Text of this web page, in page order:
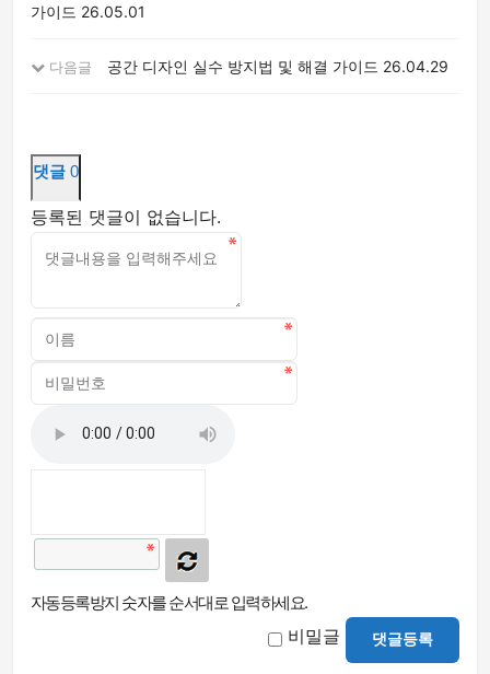
가이드 26.05.01
다음글 공간 디자인 실수 방지법 및 해결 가이드 26.04.29
댓글 0
등록된 댓글이 없습니다.
자동등록방지 숫자를 순서대로 입력하세요.
비밀글 댓글등록